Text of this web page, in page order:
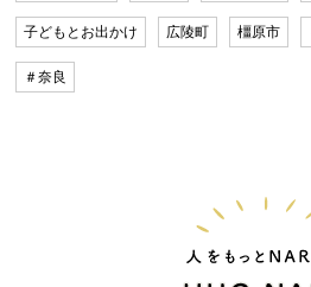
子どもとお出かけ 広陵町 橿原市
＃奈良